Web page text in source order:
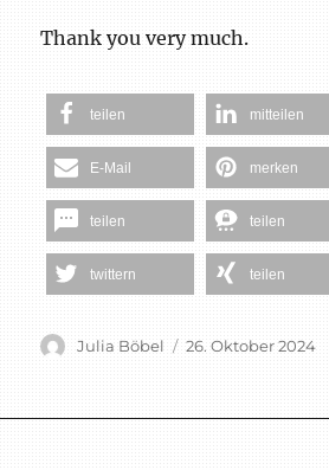
Thank you very much.
teilen mitteilen
E-Mail merken
teilen teilen
twittern teilen
Autor
Julia Böbel
Veröffentlicht
26. Oktober 2024